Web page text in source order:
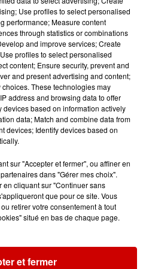
: professeur
repreneurs pour
et la...
Voir plus
- Gagnez vos entrées
des zoos de nos
!
vos places pour le
du Roi Arthur 2026 !
Use profiles to select personalised
performance; Measure content
through statistics or combinations
and improve services; Create
profiles to select personalised
content; Ensure security, prevent and
and present advertising and content;
These technologies may
address and browsing data to offer
based on information actively
data; Match and combine data from
devices; Identify devices based on
sur "Accepter et fermer", ou affiner en
dans "Gérer mes choix".
en cliquant sur "Continuer sans
que pour ce site. Vous
retirer votre consentement à tout
situé en bas de chaque page.
et fermer